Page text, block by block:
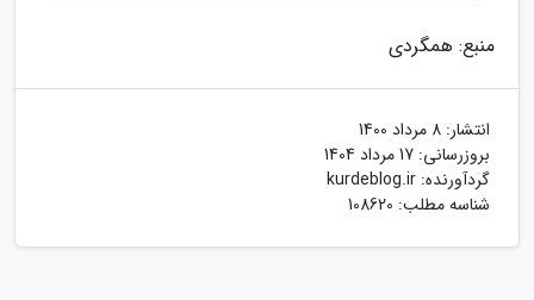
منبع: همگردی
انتشار: 8 مرداد 1400
بروزرسانی: 17 مرداد 1404
گردآورنده: kurdeblog.ir
شناسه مطلب: 108620